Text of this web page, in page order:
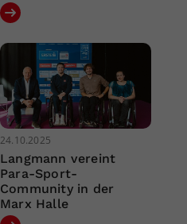
24.10.2025
Langmann vereint
Para-Sport-
Community in der
Marx Halle